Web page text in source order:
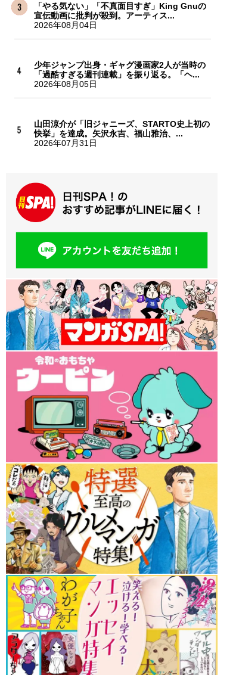
「やる気ない」「不真面目すぎ」King Gnuの
宣伝動画に批判が殺到。アーティス...
2026年08月04日
少年ジャンプ出身・ギャグ漫画家2人が当時の
「過酷すぎる週刊連載」を振り返る。「ヘ...
2026年08月05日
山田涼介が「旧ジャニーズ、STARTO史上初の
快挙」を達成。矢沢永吉、福山雅治、...
2026年07月31日